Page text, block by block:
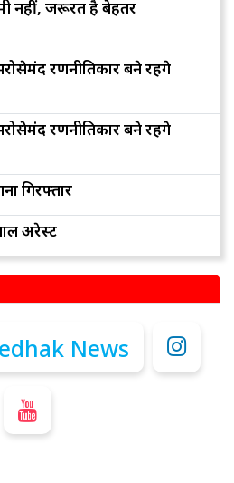
नहीं, जरूरत है बेहतर
रणनीतिकार बने रहेंगे
रणनीतिकार बने रहेंगे
गिरफ्तार
अरेस्ट